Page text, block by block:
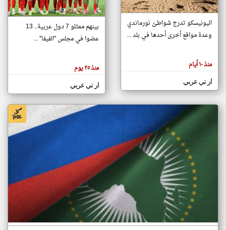
تغيير الدولة
اخبار جزر القمر على مدار الساعة
أهم اخبار جزر القمر العاجلة والمباشرة
هنا عن
وجهة
كاتبيها.
اليونيسكو تدرج شواطئ نورماندي
وعدة مواقع أخرى أحدها في بلد ...
منذ ١٠ أيام
ار تي عربي
بينهم ممثلو 7 دول عربية.. 13
عضوا في مجلس "الفيفا" ...
منذ ٢٥ يوم
ار تي عربي
klyoum.com